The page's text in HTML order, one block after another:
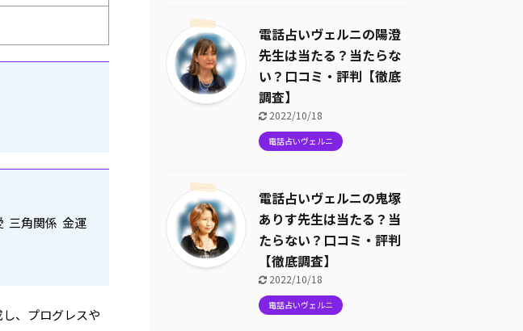
三角関係 金運
、プログレスや
電話占いヴェルニの陽澄
先生は当たる？当たらな
い？口コミ・評判【徹底
調査】
2022/10/18
電話占いヴェルニ
電話占いヴェルニの鬼塚
ありす先生は当たる？当
たらない？口コミ・評判
【徹底調査】
2022/10/18
電話占いヴェルニ